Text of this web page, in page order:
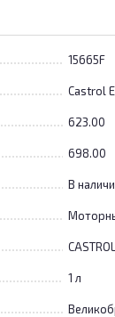
15665F
Castrol
623.00
698.00
В
CASTROL
1 л